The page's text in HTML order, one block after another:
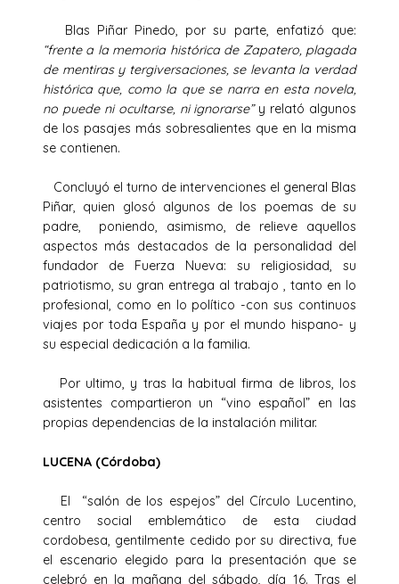
Blas Piñar Pinedo, por su parte, enfatizó que:
“frente a la memoria histórica de Zapatero, plagada
de mentiras y tergiversaciones, se levanta la verdad
histórica que, como la que se narra en esta novela,
no puede ni ocultarse, ni ignorarse”y relató algunos
de los pasajes más sobresalientes que en la misma
se contienen.
Concluyó el turno de intervenciones el general Blas
Piñar, quien glosó algunos de los poemas de su
padre, poniendo, asimismo, de relieve aquellos
aspectos más destacados de la personalidad del
fundador de Fuerza Nueva: su religiosidad, su
patriotismo, su gran entrega al trabajo , tanto en lo
profesional, como en lo político -con sus continuos
viajes por toda España y por el mundo hispano- y
su especial dedicación a la familia.
Por ultimo, y tras la habitual firma de libros, los
asistentes compartieron un “vino español” en las
propias dependencias de la instalación militar.
LUCENA (Córdoba)
El “salón de los espejos” del Círculo Lucentino,
centro social emblemático de esta ciudad
cordobesa, gentilmente cedido por su directiva, fue
el escenario elegido para la presentación que se
celebró en la mañana del sábado, día 16. Tras el